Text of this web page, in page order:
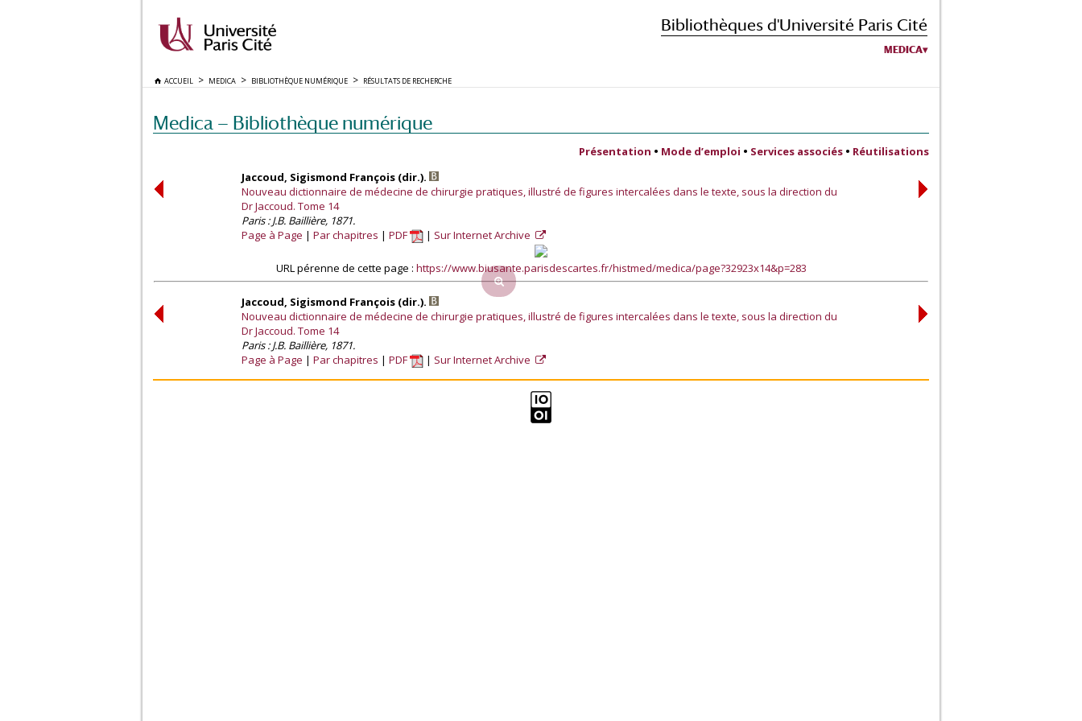
Bibliothèques d'Université Paris Cité
MEDICA
ACCUEIL MEDICA BIBLIOTHÈQUE NUMÉRIQUE RÉSULTATS DE RECHERCHE
Medica — Bibliothèque numérique
Présentation • Mode d’emploi • Services associés • Réutilisations
Jaccoud, Sigismond François (dir.).
Nouveau dictionnaire de médecine de chirurgie pratiques, illustré de figures intercalées dans le texte, sous la direction du
Dr Jaccoud. Tome 14
Paris : J.B. Baillière, 1871.
Page à Page
Par chapitres PDF Sur Internet Archive
URL pérenne de cette page : https://www.biusante.parisdescartes.fr/histmed/medica/page?32923x14&p=283
Jaccoud, Sigismond François (dir.).
Nouveau dictionnaire de médecine de chirurgie pratiques, illustré de figures intercalées dans le texte, sous la direction du
Dr Jaccoud. Tome 14
Paris : J.B. Baillière, 1871.
Page à Page
Par chapitres PDF Sur Internet Archive